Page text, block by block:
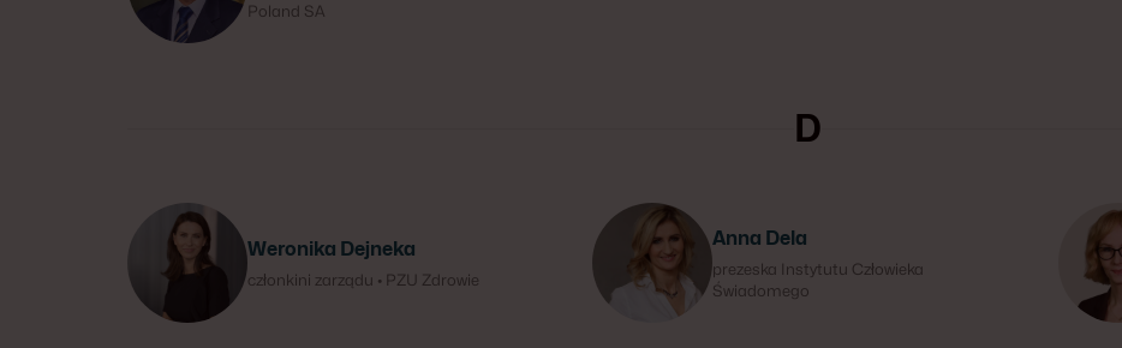
Poland SA
D
Weronika Dejneka
członkini zarządu • PZU Zdrowie
Anna Dela
prezeska Instytutu Człowieka
Świadomego